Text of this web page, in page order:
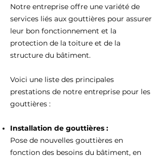
Notre entreprise offre une variété de
services liés aux gouttières pour assurer
leur bon fonctionnement et la
protection de la toiture et de la
structure du bâtiment.
Voici une liste des principales
prestations de notre entreprise pour les
gouttières :
Installation de gouttières :
Pose de nouvelles gouttières en
fonction des besoins du bâtiment, en